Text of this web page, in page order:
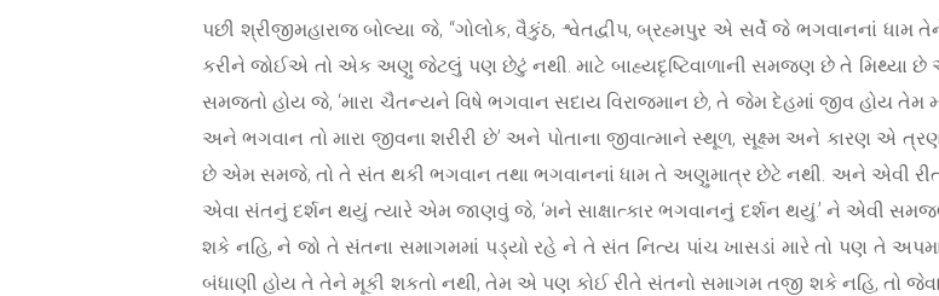
પછી શ્રીજીમહારાજ બોલ્યા જે, “ગોલોક, વૈકુંઠ, શ્વેતદ્વીપ, બ્રહ્મપુર એ સર્વે જે ભગવાનનાં
કરીને જોઈએ તો એક અણુ જેટલું પણ છેટું નથી. માટે બાહ્યદૃષ્ટિવાળાની સમજણ છે તે
સમજતો હોય જે, ‘મારા ચૈતન્યને વિષે ભગવાન સદાય વિરાજમાન છે, તે જેમ દેહમાં જીવ હોય તેમ
અને ભગવાન તો મારા જીવના શરીરી છે’ અને પોતાના જીવાત્માને સ્થૂળ, સૂક્ષ્મ અને કારણ એ
છે એમ સમજે, તો તે સંત થકી ભગવાન તથા ભગવાનનાં ધામ તે અણુમાત્ર છેટે નથી. અને એવી
એવા સંતનું દર્શન થયું ત્યારે એમ જાણવું જે, ‘મને સાક્ષાત્કાર ભગવાનનું દર્શન થયું.’ ને એવી
શકે નહિ, ને જો તે સંતના સમાગમમાં પડ્યો રહે ને તે સંત નિત્ય પાંચ ખાસડાં મારે તો પણ તે
બંધાણી હોય તે તેને મૂકી શકતો નથી, તેમ એ પણ કોઈ રીતે સંતનો સમાગમ તજી શકે નહિ, તો